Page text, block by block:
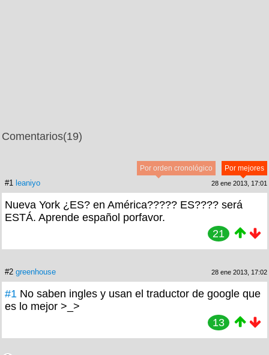
Comentarios(19)
Por mejores
Por orden cronológico
#1 leaniyo 28 ene 2013, 17:01
Nueva York ¿ES? en América????? ES???? será
ESTÁ. Aprende español porfavor.
21
#2 greenhouse 28 ene 2013, 17:02
#1 No saben ingles y usan el traductor de google que
es lo mejor >_>
13